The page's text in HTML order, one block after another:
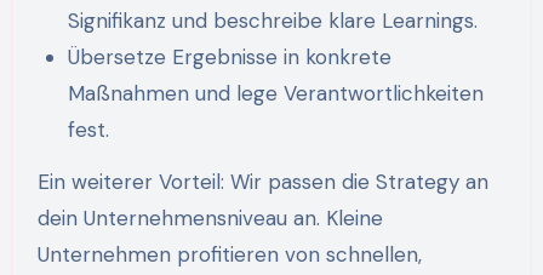
Signifikanz und beschreibe klare Learnings.
Übersetze Ergebnisse in konkrete
Maßnahmen und lege Verantwortlichkeiten
fest.
Ein weiterer Vorteil: Wir passen die Strategy an
dein Unternehmensniveau an. Kleine
Unternehmen profitieren von schnellen,